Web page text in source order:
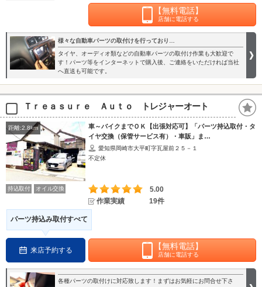
【無料電話】
店舗に電話する
様々な自動車パーツの取付けを行っており…
タイヤ、オーディオ類などの自動車パーツの取付け作業も大歓迎で
す！パーツ等をインターネットで購入後、ご連絡をいただければ当社
へ直送も可能です。
Ｔｒｅａｓｕｒｅ Ａｕｔｏ トレジャーオート
距離:2.8km
車～バイクまでＯＫ【出張対応可】「パーツ持込取付・タ
イヤ交換（保管サービス有）・車販」ま…
愛知県岡崎市大平町字瓦屋前２５－１
不定休
持込取付 オイル交換
5.00
作業実績
19件
パーツ持込み取付すべて
来店予約する 【無料電話】
店舗に電話する
各種パーツの取付けに対応致します！まずはお気軽にお問合せ下さ